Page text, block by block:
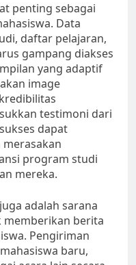
penting sebagai
Data
daftar pelajaran,
gampang diakses
yang adaptif
image
testimoni dari
dapat
program studi
mereka.
adalah sarana
berita
Pengiriman
baru,